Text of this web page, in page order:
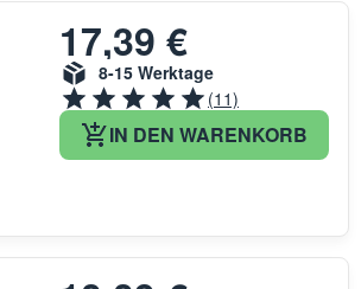
17,39 €
8-15 Werktage
(11)
IN DEN WARENKORB